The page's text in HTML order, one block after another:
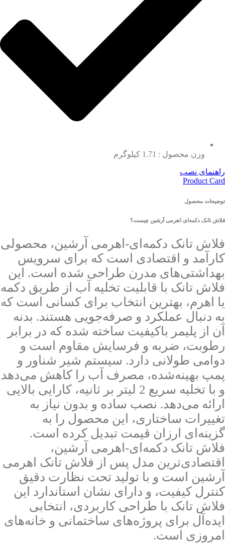
وزن محصول : 1.71 کیلوگرم
راهنمای نصب
Product Card
توضیحات محصول
فلاش تانک دکمه‌ای-اهرمی آرشین چیست؟
فلاش تانک دکمه‌ای-اهرمی آرشین، محصولی
کارآمد و اقتصادی است که برای سرویس
بهداشتی‌های مدرن طراحی شده است. این
فلاش تانک با قابلیت تخلیه آب از طریق دکمه
یا اهرم، بهترین انتخاب برای کسانی است که
به دنبال عملکرد و صرفه‌جویی هستند. بدنه
آن از پلیمر باکیفیت ساخته شده که در برابر
رطوبت، ضربه و فرسایش مقاوم است و
دوامی طولانی دارد. سیستم شیر شناور و
پمپ بهینه‌شده، مصرف آب را کاهش می‌دهد
و با تخلیه سریع 2 لیتر بر ثانیه، کارایی بالایی
ارائه می‌دهد. نصب ساده و بدون نیاز به
تغییرات ساختاری، این محصول را به
گزینه‌ای ارزان قیمت تبدیل کرده است.
فلاش تانک دکمه‌ای-اهرمی آرشین،
اقتصادی‌ترین مدل پس از فلاش تانک اهرمی
آرشین است و با تولید تحت نظارت دقیق
کنترل کیفیت، و دارای نشان استاندارد این
فلاش تانک با طراحی کاربردی، انتخابی
ایده‌آل برای پروژه‌های ساختمانی و خانه‌های
امروزی است.